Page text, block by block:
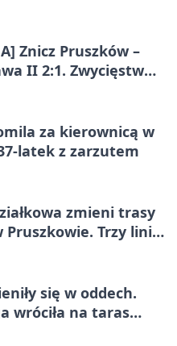
Znicz Pruszków –
II 2:1. Zwycięstwo
za kierownicą w
latek z zarzutem
zmieni trasy
Trzy linie
się w oddech.
wróciła na taras